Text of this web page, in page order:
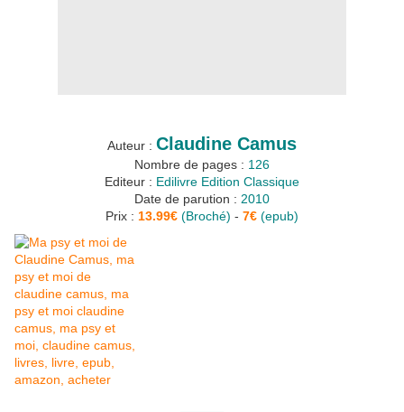
Auteur : Claudine Camus
Nombre de pages : 126
Editeur : Edilivre Edition Classique
Date de parution : 2010
Prix : 13.99€ (Broché) - 7€ (epub)